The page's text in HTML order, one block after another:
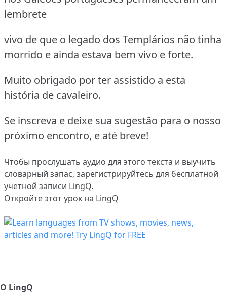
lembrete
vivo de que o legado dos Templários não tinha
morrido e ainda estava bem vivo e forte.
Muito obrigado por ter assistido a esta
história de cavaleiro.
Se inscreva e deixe sua sugestão para o nosso
próximo encontro, e até breve!
Чтобы прослушать аудио для этого текста и выучить
словарный запас, зарегистрируйтесь для бесплатной
учетной записи LingQ.
Откройте этот урок на LingQ
О LingQ